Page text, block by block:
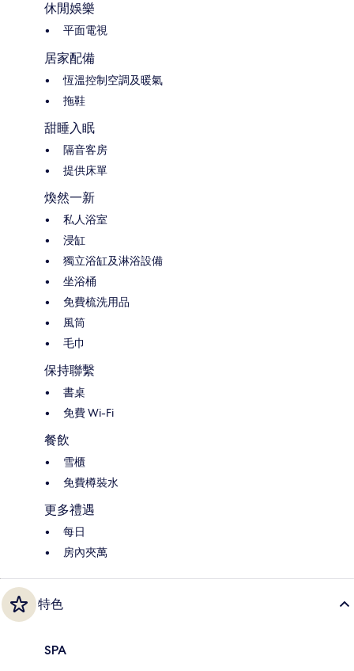
休閒娛樂
平面電視
居家配備
恆溫控制空調及暖氣
拖鞋
甜睡入眠
隔音客房
提供床單
煥然一新
私人浴室
浸缸
獨立浴缸及淋浴設備
坐浴桶
免費梳洗用品
風筒
毛巾
保持聯繫
書桌
免費 Wi-Fi
餐飲
雪櫃
免費樽裝水
更多禮遇
每日
房內夾萬
特色
SPA